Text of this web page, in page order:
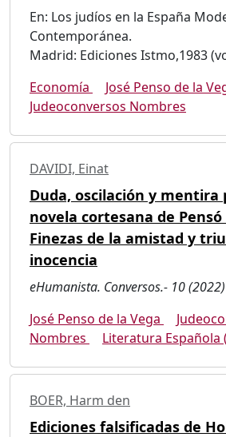
En: Los judíos en la España
Contemporánea.
Madrid: Ediciones Istmo,1983
Economía
José Penso de la
Judeoconversos Nombres
DAVIDI, Einat
Duda, oscilación y mentira
novela cortesana de Pensó
Finezas de la amistad y
inocencia
eHumanista. Conversos.- 10
José Penso de la Vega
Nombres
Literatura Española
BOER, Harm den
Ediciones falsificadas de